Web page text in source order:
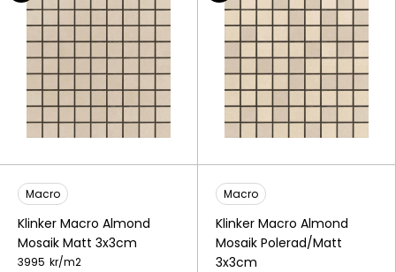
Macro
Klinker Macro Almond
Mosaik Matt 3x3cm
3995 kr/m2
Macro
Klinker Macro Almond
Mosaik Polerad/Matt
3x3cm